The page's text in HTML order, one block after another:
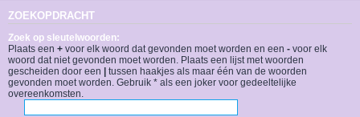
ZOEKOPDRACHT
Zoek op sleutelwoorden:
Plaats een + voor elk woord dat gevonden moet worden en een - voor elk
woord dat niet gevonden moet worden. Plaats een lijst met woorden
gescheiden door een
tussen haakjes als maar één van de woorden
gevonden moet worden. Gebruik * als een joker voor gedeeltelijke
overeenkomsten.